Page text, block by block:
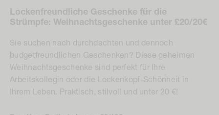
Strümpfe: Weihnachtsgeschenke unter £20/20€
budgetfreundlichen Geschenken? Diese geheimen
Weihnachtsgeschenke sind perfekt für Ihre
Arbeitskollegin oder die Lockenkopf-Schönheit in
Ihrem Leben. Praktisch, stilvoll und unter 20 €!